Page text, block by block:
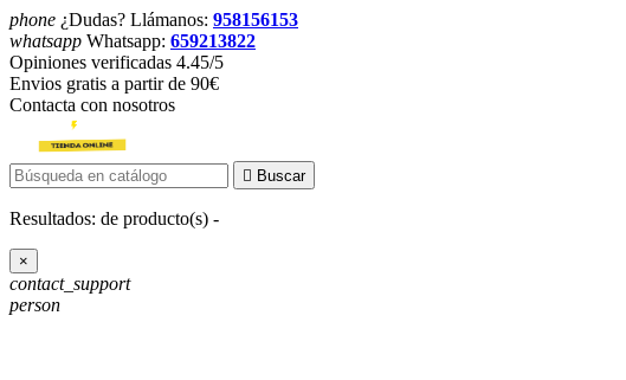
phone ¿Dudas? Llámanos: 958156153
whatsapp Whatsapp: 659213822
Opiniones verificadas 4.45/5
Envios gratis a partir de 90€
Contacta con nosotros
 Buscar
Resultados: de producto(s) -
×
contact_support
person